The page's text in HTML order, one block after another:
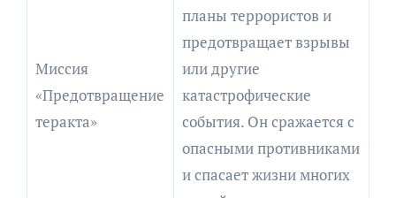
Миссия
«Предотвращение
теракта»
планы террористов и
предотвращает взрывы
или другие
катастрофические
события. Он сражается с
опасными противниками
и спасает жизни многих